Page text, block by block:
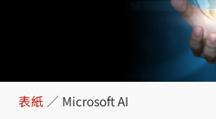
Microsoft AI
表紙 ／ Microsoft AI